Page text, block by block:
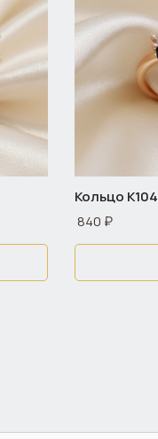
Кольцо К104
840 ₽